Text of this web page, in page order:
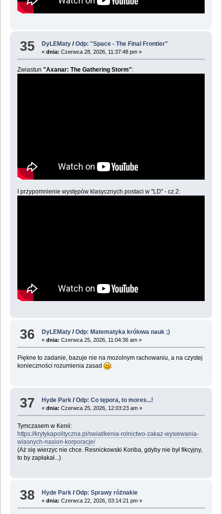
35 DyLEMaty /Odp: "Space - The Final Frontier"
«dnia: Czerwca 28, 2026, 11:37:48 pm »
Zwiastun "Axanar: The Gathering Storm":
I przypomnienie występów klasycznych postaci w "LD" - cz.2:
36 DyLEMaty /Odp: Matematyka królowa nauk ;)
«dnia: Czerwca 25, 2026, 11:04:36 am »
Piękne to zadanie, bazuje nie na mozolnym rachowaniu, a na czystej
konieczności rozumienia zasad
.
37 Hyde Park /Odp: Co tępora, to mores...!
«dnia: Czerwca 25, 2026, 12:03:23 am »
Tymczasem w Kenii:
https://krytykapolityczna.pl/swiat/kenia-rolnictwo-zakaz-wysiewania-
wlasnych-nasion-korporacje/
(Aż się wierzyc nie chce. Resnickowski Koriba, gdyby nie był fikcyjny,
to by zapłakał...)
38 Hyde Park /Odp: Sprawy różnakie
«dnia: Czerwca 22, 2026, 03:14:21 pm »